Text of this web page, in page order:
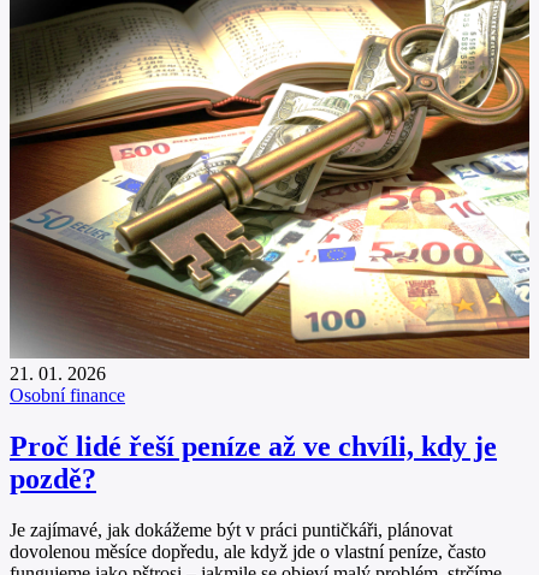
21. 01. 2026
Osobní finance
Proč lidé řeší peníze až ve chvíli, kdy je
pozdě?
Je zajímavé, jak dokážeme být v práci puntičkáři, plánovat
dovolenou měsíce dopředu, ale když jde o vlastní peníze, často